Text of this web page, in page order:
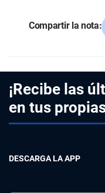
Compartir la nota:
¡Recibe las
en tus
DESCARGA LA APP